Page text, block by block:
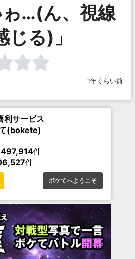
…(ん、視線
じる)」
1年くらい前
利サービス
(bokete)
件
件
ボケてへようこそ